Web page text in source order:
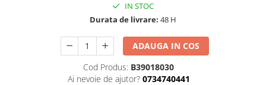
IN STOC
Durata de livrare: 48 H
ADAUGA IN COS
Cod Produs: B39018030
Ai nevoie de ajutor? 0734740441